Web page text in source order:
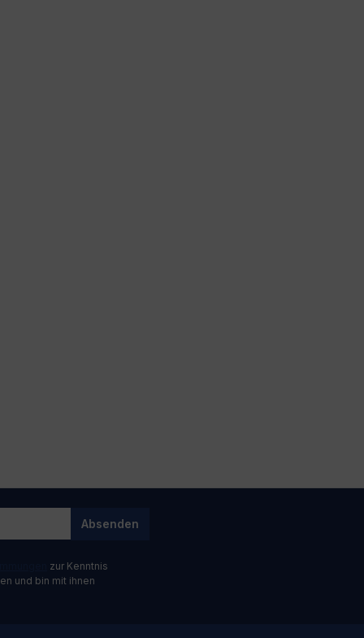
Absenden
zur Kenntnis
und bin mit ihnen